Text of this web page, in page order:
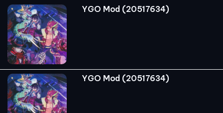
YGO Mod (20517634)
YGO Mod (20517634)